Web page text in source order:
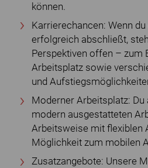
können.
Karrierechancen: Wenn
erfolgreich abschließt,
Perspektiven offen – zum
Arbeitsplatz sowie
und
Moderner Arbeitsplatz:
modern ausgestatteten
Arbeitsweise mit flexiblen
Möglichkeit zum mobilen
Zusatzangebote: Unsere